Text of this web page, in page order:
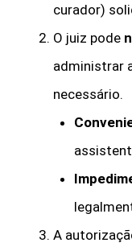
curador)
O juiz pode
administrar
necessário.
A